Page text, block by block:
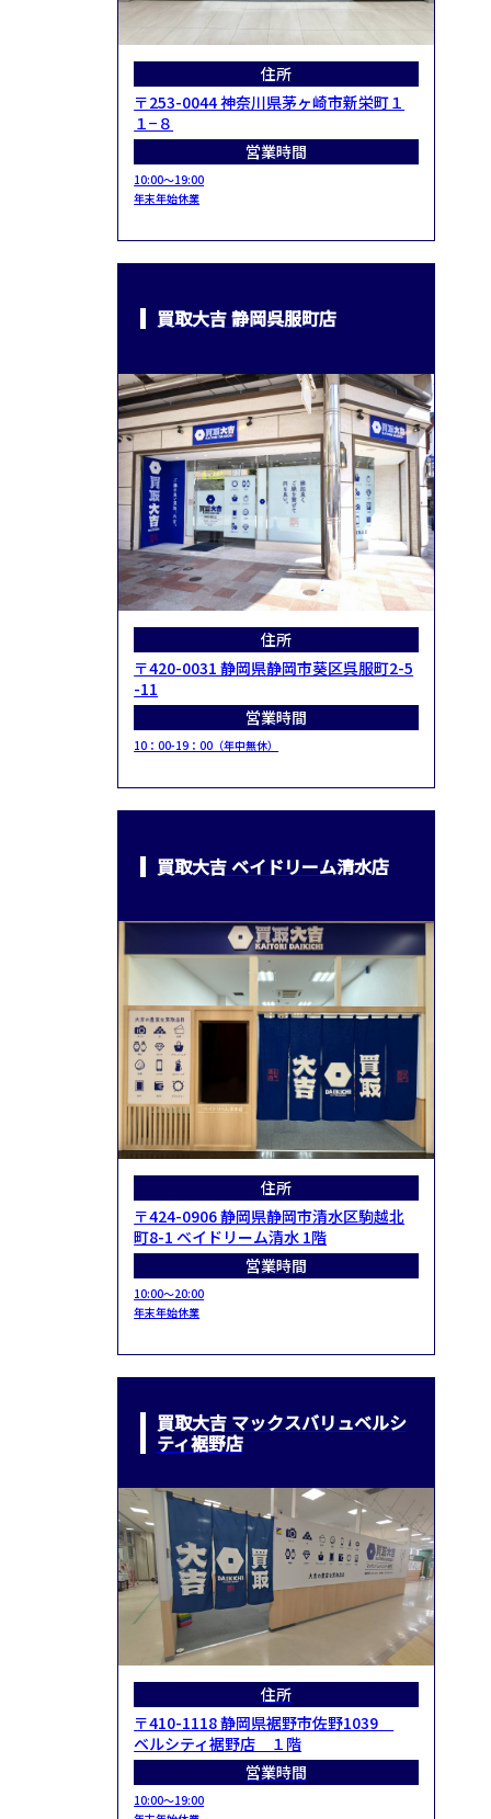
住所
〒253-0044 神奈川県茅ヶ崎市新栄町１
１−８
営業時間
10:00～19:00
年末年始休業
買取大吉 静岡呉服町店
住所
〒420-0031 静岡県静岡市葵区呉服町2-5
-11
営業時間
10：00-19：00（年中無休）
買取大吉 ベイドリーム清水店
住所
〒424-0906 静岡県静岡市清水区駒越北
町8-1 ベイドリーム清水 1階
営業時間
10:00～20:00
年末年始休業
買取大吉 マックスバリュベルシ
ティ裾野店
住所
〒410-1118 静岡県裾野市佐野1039
ベルシティ裾野店 １階
営業時間
10:00～19:00